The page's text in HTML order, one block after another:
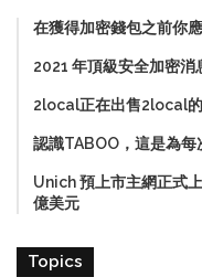
在獲得加密錢包之前你
2021 年頂級安全加密消
2local正在出售2local
認識TABOO，這是為
Unich 預上市主網正式
億美元
Topics